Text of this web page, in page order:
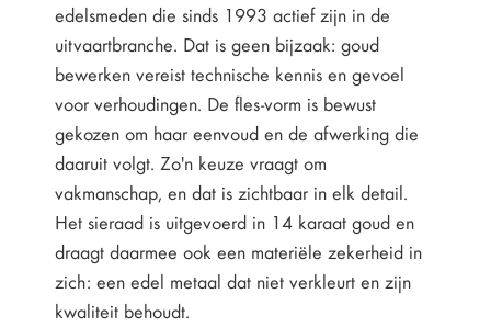
edelsmeden die sinds 1993 actief zijn in de
uitvaartbranche. Dat is geen bijzaak: goud
bewerken vereist technische kennis en gevoel
voor verhoudingen. De fles-vorm is bewust
gekozen om haar eenvoud en de afwerking die
daaruit volgt. Zo'n keuze vraagt om
vakmanschap, en dat is zichtbaar in elk detail.
Het sieraad is uitgevoerd in 14 karaat goud en
draagt daarmee ook een materiële zekerheid in
zich: een edel metaal dat niet verkleurt en zijn
kwaliteit behoudt.